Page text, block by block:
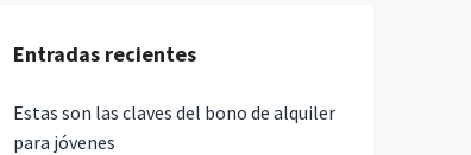
Entradas recientes
Estas son las claves del bono de alquiler
para jóvenes